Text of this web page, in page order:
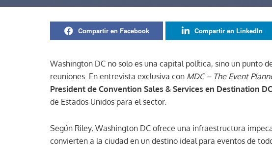
Compartir en Facebook Compartir en LinkedIn
Washington DC no solo es una capital política, sino un punto
reuniones. En entrevista exclusiva con MDC – The Event
President de Convention Sales & Services en Destination DC
de Estados Unidos para el sector.
Según Riley, Washington DC ofrece una infraestructura
convierten a la ciudad en un destino ideal para eventos de